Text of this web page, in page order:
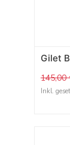
Gilet
145,00
Inkl.